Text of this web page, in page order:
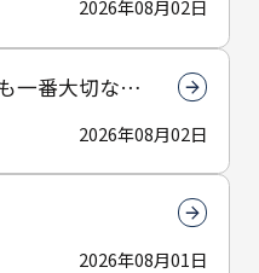
2026年08月02日
一番大切なん
2026年08月02日
2026年08月01日